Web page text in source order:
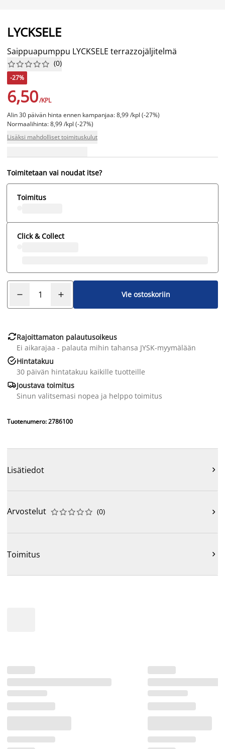
LYCKSELE
Saippuapumppu LYCKSELE terrazzojäljitelmä





 (0)
-27%
6,50/KPL
Alin 30 päivän hinta ennen kampanjaa: 8,99 /kpl (-27%)
Normaalihinta: 8,99 /kpl (-27%)
Lisäksi mahdolliset toimituskulut
Toimitetaan vai noudat itse?
Toimitus
Click & Collect
Vie ostoskoriin
Rajoittamaton palautusoikeus
Ei aikarajaa - palauta mihin tahansa JYSK-myymälään
Hintatakuu
30 päivän hintatakuu kaikille tuotteille
Joustava toimitus
Sinun valitsemasi nopea ja helppo toimitus
Tuotenumero: 2786100
Lisätiedot 
Arvostelut 




 (0) 
Toimitus 